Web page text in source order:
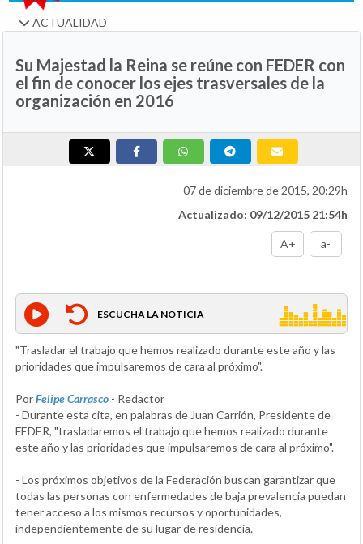
ACTUALIDAD
Su Majestad la Reina se reúne con FEDER con
el fin de conocer los ejes trasversales de la
organización en 2016
07 de diciembre de 2015, 20:29h
Actualizado: 09/12/2015 21:54h
A+ a-
ESCUCHA LA NOTICIA
"Trasladar el trabajo que hemos realizado durante este año y las
prioridades que impulsaremos de cara al próximo".
PorFelipe Carrasco - Redactor
- Durante esta cita, en palabras de Juan Carrión, Presidente de
FEDER, "trasladaremos el trabajo que hemos realizado durante
este año y las prioridades que impulsaremos de cara al próximo".
- Los próximos objetivos de la Federación buscan garantizar que
todas las personas con enfermedades de baja prevalencia puedan
tener acceso a los mismos recursos y oportunidades,
independientemente de su lugar de residencia.